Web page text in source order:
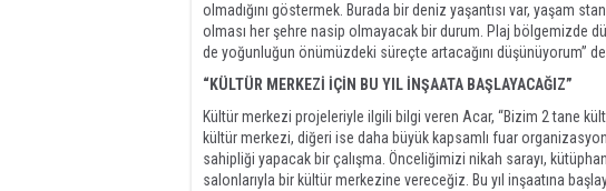
olmadığını göstermek. Burada bir deniz yaşantısı var, yaşam
olması her şehre nasip olmayacak bir durum. Plaj bölgemizde
de yoğunluğun önümüzdeki süreçte artacağını düşünüyorum”
“KÜLTÜR MERKEZİ İÇİN BU YIL İNŞAATA BAŞLAYACAĞIZ”
Kültür merkezi projeleriyle ilgili bilgi veren Acar, “Bizim 2 tane
kültür merkezi, diğeri ise daha büyük kapsamlı fuar
sahipliği yapacak bir çalışma. Önceliğimizi nikah sarayı,
salonlarıyla bir kültür merkezine vereceğiz. Bu yıl inşaatına